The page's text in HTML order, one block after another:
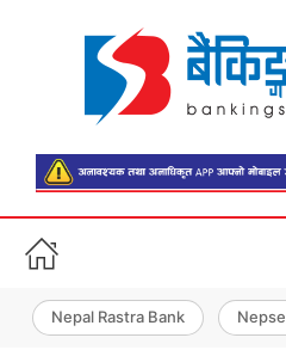
Nepal Rastra Bank Nepse